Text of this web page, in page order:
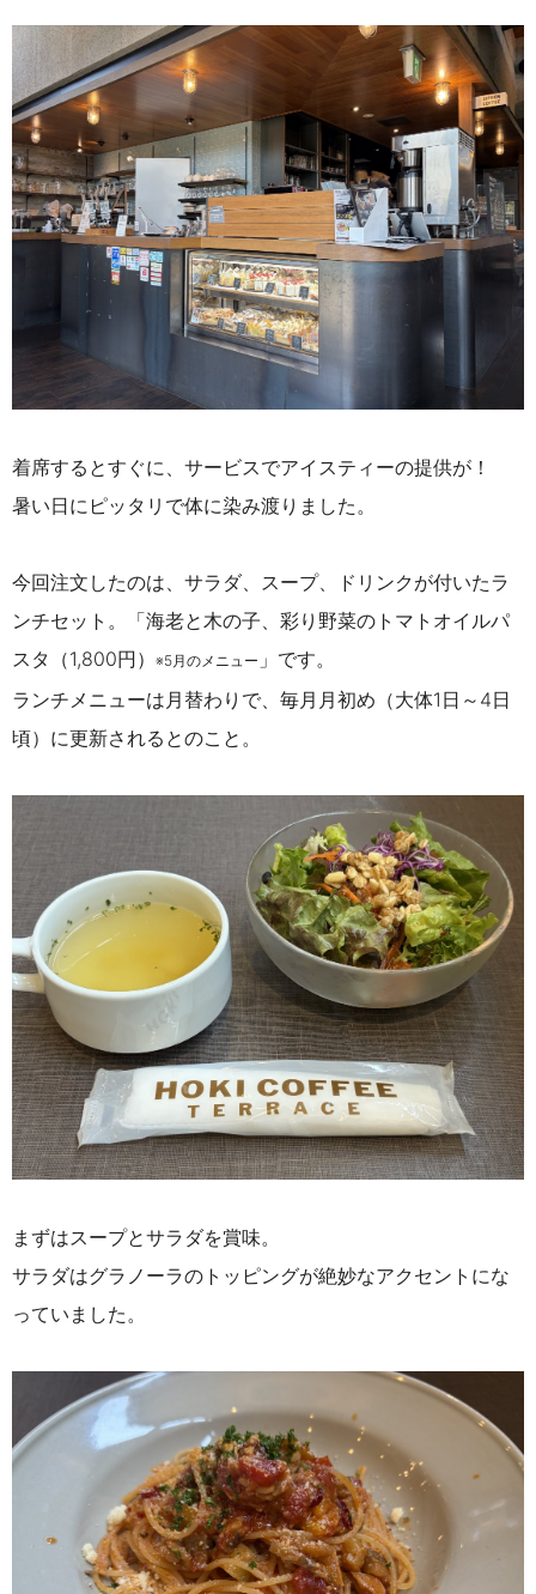
着席するとすぐに、サービスでアイスティーの提供が！
暑い日にピッタリで体に染み渡りました。
今回注文したのは、サラダ、スープ、ドリンクが付いたラ
ンチセット。
「海老と木の子、彩り野菜のトマトオイルパ
スタ（1,800円）
※5月のメニュー 」 です。
ランチメニューは月替わりで、毎月月初め（大体1日～4日
頃）に更新されるとのこと。
まずはスープとサラダを賞味。
サラダはグラノーラのトッピングが絶妙なアクセントにな
っていました。